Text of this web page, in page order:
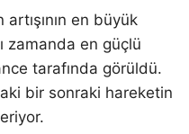
en büyük
zamanda en güçlü
tarafında görüldü.
bir sonraki hareketin